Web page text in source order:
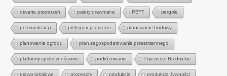
otwarta przestrzeń palety drewniane PBFT pergole
personalizacja pielęgnacja ogrodu planowanie budowy
planowanie ogrodu plan zagospodarowania przestrzennego
platformy społecznościowe podróżowanie Pojezierze Brodnickie
prawo lokalowe procesory produkcja produkcja żywności